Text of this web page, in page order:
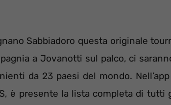
Sabbiadoro questa originale
a Jovanotti sul palco, ci
da 23 paesi del mondo.
è presente la lista completa di tutti